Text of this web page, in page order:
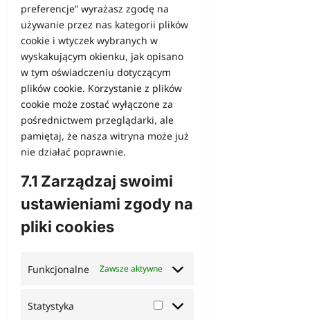
preferencje” wyrażasz zgodę na
używanie przez nas kategorii plików
cookie i wtyczek wybranych w
wyskakującym okienku, jak opisano
w tym oświadczeniu dotyczącym
plików cookie. Korzystanie z plików
cookie może zostać wyłączone za
pośrednictwem przeglądarki, ale
pamiętaj, że nasza witryna może już
nie działać poprawnie.
7.1 Zarządzaj swoimi
ustawieniami zgody na
pliki cookies
Funkcjonalne Zawsze aktywne
Statystyka
Statystyka